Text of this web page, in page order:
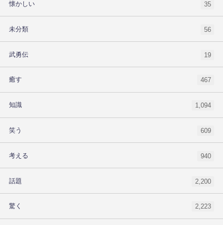
懐かしい 35
未分類 56
武勇伝 19
癒す 467
知識 1,094
笑う 609
考える 940
話題 2,200
驚く 2,223